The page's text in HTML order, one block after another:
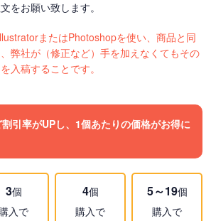
をお願い致します。
またはPhotoshopを使い、商品と同
弊社が（修正など）手を加えなくてもその
入稿することです。
引率がUPし、1個あたりの価格がお得に
3個
入で
4個
購入で
5～19個
購入で